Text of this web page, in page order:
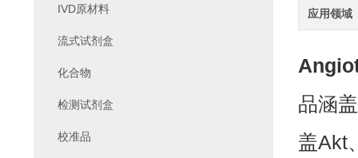
应用领域
品涵
盖Akt
IVD原材料
流式试剂盒
化合物
检测试剂盒
校准品